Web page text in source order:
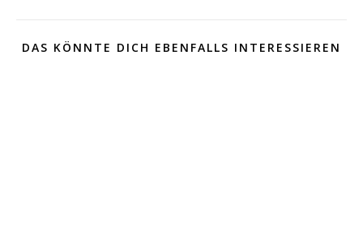
DAS KÖNNTE DICH EBENFALLS INTERESSIEREN